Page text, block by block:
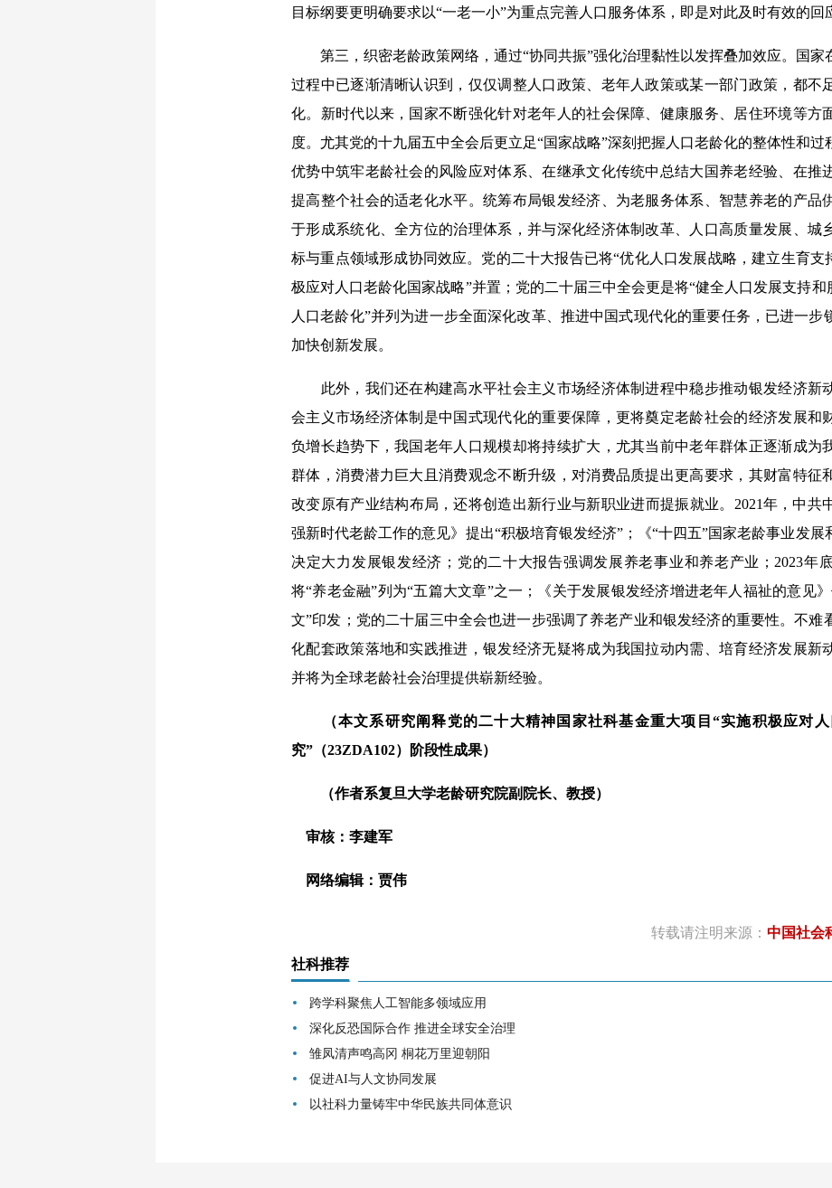
目标纲要更明确要求以“一老一小”为重点完善人口服务体系，即是对此及时有效的回
第三，织密老龄政策网络，通过“协同共振”强化治理黏性以发挥叠加效应。国家
过程中已逐渐清晰认识到，仅仅调整人口政策、老年人政策或某一部门政策，都不
化。新时代以来，国家不断强化针对老年人的社会保障、健康服务、居住环境等方
度。尤其党的十九届五中全会后更立足“国家战略”深刻把握人口老龄化的整体性和过
优势中筑牢老龄社会的风险应对体系、在继承文化传统中总结大国养老经验、在推
提高整个社会的适老化水平。统筹布局银发经济、为老服务体系、智慧养老的产品
于形成系统化、全方位的治理体系，并与深化经济体制改革、人口高质量发展、城
标与重点领域形成协同效应。党的二十大报告已将“优化人口发展战略，建立生育支
极应对人口老龄化国家战略”并置；党的二十届三中全会更是将“健全人口发展支持和
人口老龄化”并列为进一步全面深化改革、推进中国式现代化的重要任务，已进一步
加快创新发展。
此外，我们还在构建高水平社会主义市场经济体制进程中稳步推动银发经济新
会主义市场经济体制是中国式现代化的重要保障，更将奠定老龄社会的经济发展和
负增长趋势下，我国老年人口规模却将持续扩大，尤其当前中老年群体正逐渐成为
群体，消费潜力巨大且消费观念不断升级，对消费品质提出更高要求，其财富特征
改变原有产业结构布局，还将创造出新行业与新职业进而提振就业。2021年，中共
强新时代老龄工作的意见》提出“积极培育银发经济”；《“十四五”国家老龄事业发展
决定大力发展银发经济；党的二十大报告强调发展养老事业和养老产业；2023年
将“养老金融”列为“五篇大文章”之一；《关于发展银发经济增进老年人福祉的意见
文”印发；党的二十届三中全会也进一步强调了养老产业和银发经济的重要性。不难
化配套政策落地和实践推进，银发经济无疑将成为我国拉动内需、培育经济发展新
并将为全球老龄社会治理提供崭新经验。
（本文系研究阐释党的二十大精神国家社科基金重大项目“实施积极应对人
究”（23ZDA102）阶段性成果）
（作者系复旦大学老龄研究院副院长、教授）
审核：李建军
网络编辑：贾伟
转载请注明来源： 中国社会
社科推荐
跨学科聚焦人工智能多领域应用
深化反恐国际合作 推进全球安全治理
雏凤清声鸣高冈 桐花万里迎朝阳
促进AI与人文协同发展
以社科力量铸牢中华民族共同体意识